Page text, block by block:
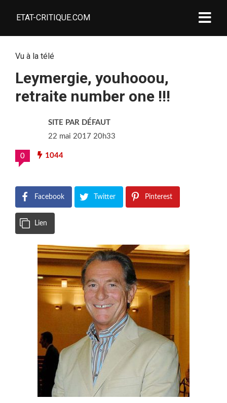
ETAT-CRITIQUE.COM
Vu à la télé
Leymergie, youhooou,
retraite number one !!!
SITE PAR DÉFAUT
22 mai 2017 20h33
0 1044
Facebook Twitter Pinterest
Lien